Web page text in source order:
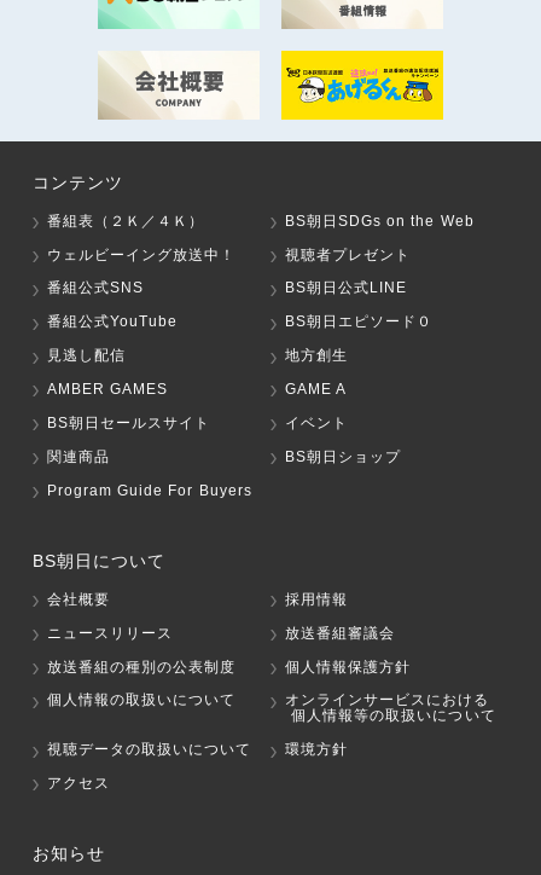
コンテンツ
番組表（２Ｋ／４Ｋ）
BS朝日SDGs on the Web
ウェルビーイング放送中！
視聴者プレゼント
番組公式SNS
BS朝日公式LINE
番組公式YouTube
BS朝日エピソード０
見逃し配信
地方創生
AMBER GAMES
GAME A
BS朝日セールスサイト
イベント
関連商品
BS朝日ショップ
Program Guide For Buyers
BS朝日について
会社概要
採用情報
ニュースリリース
放送番組審議会
放送番組の種別の公表制度
個人情報保護方針
個人情報の取扱いについて
オンラインサービスにおける
個人情報等の取扱いについて
視聴データの取扱いについて
環境方針
アクセス
お知らせ